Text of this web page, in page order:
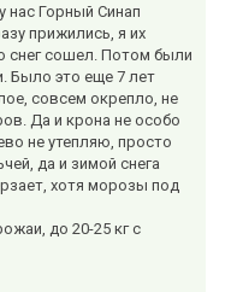
нас Горный Синап
прижились, я их
снег сошел. Потом были
Было это еще 7 лет
совсем окрепло, не
Да и крона не особо
не утепляю, просто
да и зимой снега
хотя морозы под
до 20-25 кг с